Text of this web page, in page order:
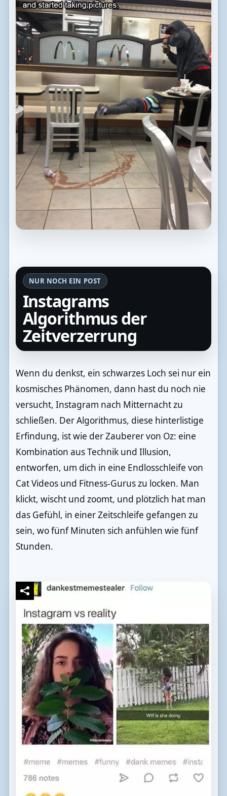
NUR NOCH EIN POST
Instagrams
Algorithmus der
Zeitverzerrung
Wenn du denkst, ein schwarzes Loch sei nur ein
kosmisches Phänomen, dann hast du noch nie
versucht, Instagram nach Mitternacht zu
schließen. Der Algorithmus, diese hinterlistige
Erfindung, ist wie der Zauberer von Oz: eine
Kombination aus Technik und Illusion,
entworfen, um dich in eine Endlosschleife von
Cat Videos und Fitness-Gurus zu locken. Man
klickt, wischt und zoomt, und plötzlich hat man
das Gefühl, in einer Zeitschleife gefangen zu
sein, wo fünf Minuten sich anfühlen wie fünf
Stunden.